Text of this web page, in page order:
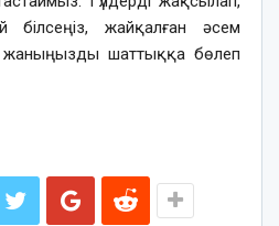
білсеңіз, жайқалған әсем
жаныңызды шаттыққа бөлеп